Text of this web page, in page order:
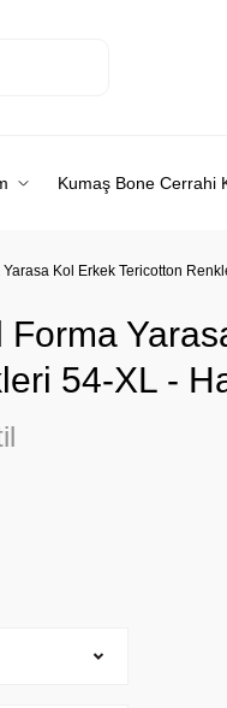
Kumaş Bone Cerrahi
Kol Erkek Tericotton
Forma
54-XL -